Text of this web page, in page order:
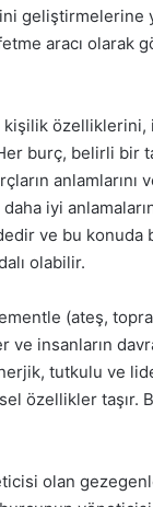
geliştirmelerine
aracı olarak
özelliklerini,
burç, belirli bir
iyi
ve bu konuda
olabilir.
(ateş,
insanların
tutkulu ve
özellikler taşır.
olan